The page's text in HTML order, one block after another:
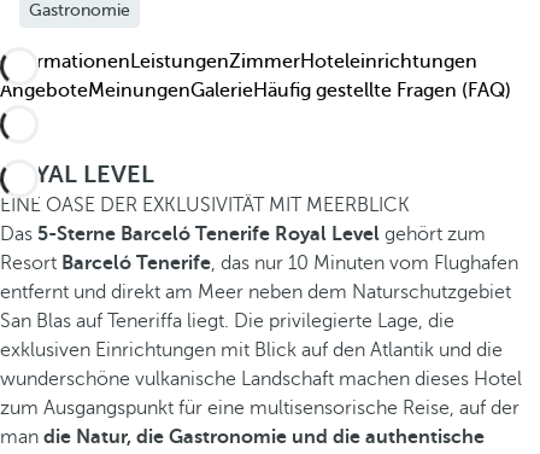
Gastronomie
Informationen LeistungenZimmerHoteleinrichtungen
AngeboteMeinungenGalerieHäufig gestellte Fragen (FAQ)
ROYAL LEVEL
EINE OASE DER EXKLUSIVITÄT MIT MEERBLICK
Das 5-Sterne Barceló Tenerife Royal Level gehört zum
Resort Barceló Tenerife, das nur 10 Minuten vom Flughafen
entfernt und direkt am Meer neben dem Naturschutzgebiet
San Blas auf Teneriffa liegt. Die privilegierte Lage, die
exklusiven Einrichtungen mit Blick auf den Atlantik und die
wunderschöne vulkanische Landschaft machen dieses Hotel
zum Ausgangspunkt für eine multisensorische Reise, auf der
man die Natur, die Gastronomie und die authentische